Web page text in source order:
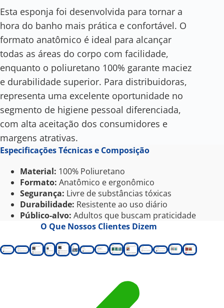
Esta esponja foi desenvolvida para tornar a
hora do banho mais prática e confortável. O
formato anatômico é ideal para alcançar
todas as áreas do corpo com facilidade,
enquanto o poliuretano 100% garante maciez
e durabilidade superior. Para distribuidoras,
representa uma excelente oportunidade no
segmento de higiene pessoal diferenciada,
com alta aceitação dos consumidores e
margens atrativas.
Especificações Técnicas e Composição
Material: 100% Poliuretano
Formato: Anatômico e ergonômico
Segurança: Livre de substâncias tóxicas
Durabilidade: Resistente ao uso diário
Público-alvo: Adultos que buscam praticidade
O Que Nossos Clientes Dizem